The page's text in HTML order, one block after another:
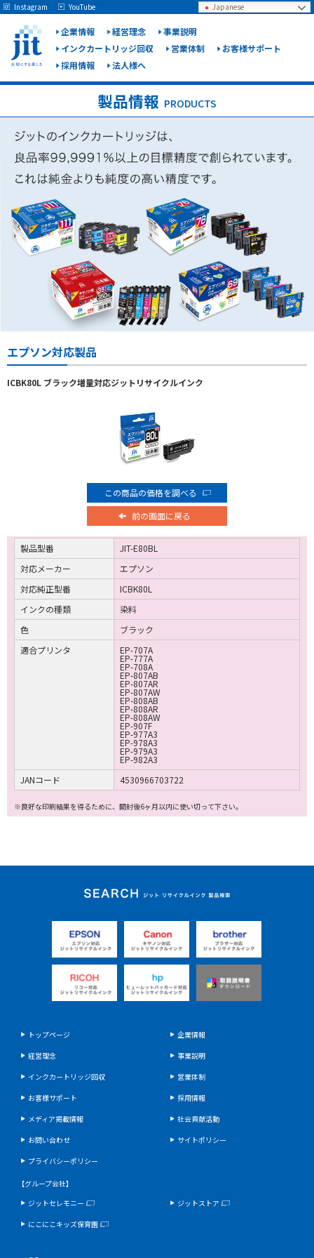
企業情報 経営理念
事業説明
インクカートリッジ回収
営業体制
お客様サポート
採用情報
法人様へ
Japanese
Instagram YouTube
製品情報 PRODUCTS
エプソン対応製品
ICBK80L ブラック増量対応ジットリサイクルインク
この商品の価格を調べる
前の画面に戻る
製品型番
JIT-E80BL
対応メーカー
エプソン
対応純正型番
ICBK80L
インクの種類
染料
色
ブラック
適合プリンタ
EP-707A
EP-777A
EP-708A
EP-807AB
EP-807AR
EP-807AW
EP-808AB
EP-808AR
EP-808AW
EP-907F
EP-977A3
EP-978A3
EP-979A3
EP-982A3
JANコード
4530966703722
※良好な印刷結果を得るために、開封後6ヶ月以内に使い切って下さい。
ジット リサイクルイ
ンク 製品検索
トップページ
企業情報
経営理念
事業説明
インクカートリッジ回収
営業体制
お客様サポート
採用情報
メディア掲載情報
社会貢献活動
お問い合わせ
サイトポリシー
プライバシーポリシー
【グループ会社】
ジットセレモニー
ジットストア
にこにこキッズ保育園
May we use cookies to track your activities? We take your privacy very seriously.
Please see our privacy policy for details and any questions.YesNo